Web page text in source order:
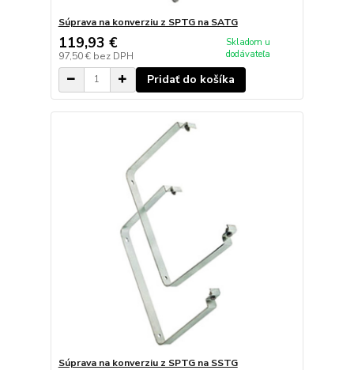
Súprava na konverziu z SPTG na SATG
119,93 €
97,50 € bez DPH
Skladom u
dodávateľa
Pridať do košíka
Súprava na konverziu z SPTG na SSTG